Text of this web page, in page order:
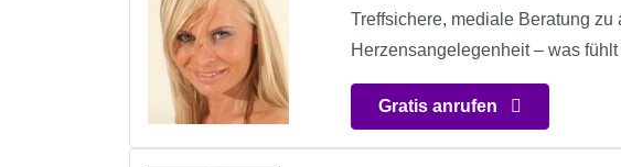
Treffsichere, mediale Beratung
Herzensangelegenheit – was
Gratis anrufen